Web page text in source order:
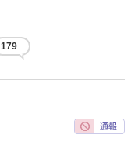
179